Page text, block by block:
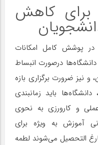
برای کاهش
پوشش کامل امکانات
درصورت انبساط
نیز ضرورت برگزاری بازه
باید زمانبندی
و کارورزی به نحوی
آموزش به ویژه برای
التحصیل می‌شوند لطمه